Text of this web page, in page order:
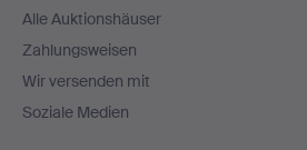
Alle Auktionshäuser
Zahlungsweisen
Wir versenden mit
Soziale Medien